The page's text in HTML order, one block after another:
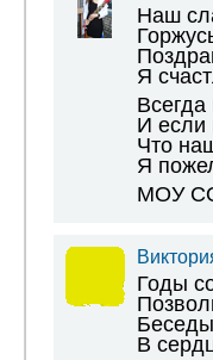
Наш
Я
Всегда
И если
Что
Я
МОУ
Годы
В